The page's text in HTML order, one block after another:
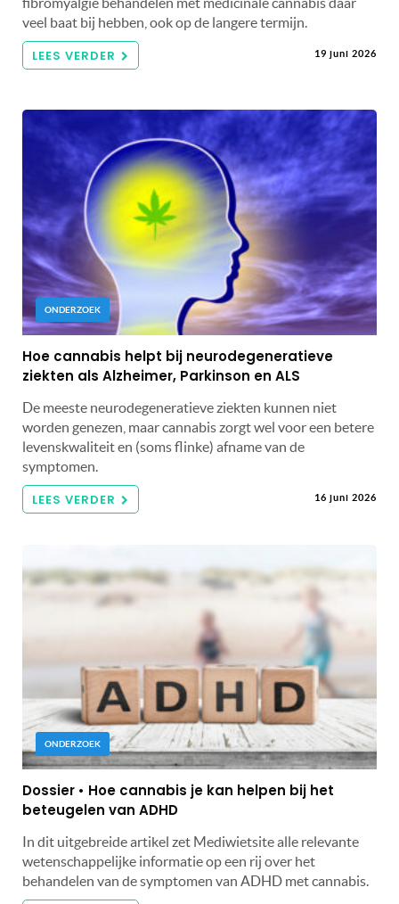
veel baat bij hebben, ook op de langere termijn.
LEES VERDER 19 juni 2026
ONDERZOEK
Hoe cannabis helpt bij neurodegeneratieve
ziekten als Alzheimer, Parkinson en ALS
De meeste neurodegeneratieve ziekten kunnen niet
worden genezen, maar cannabis zorgt wel voor een betere
levenskwaliteit en (soms flinke) afname van de
symptomen.
LEES VERDER 16 juni 2026
ONDERZOEK
Dossier • Hoe cannabis je kan helpen bij het
beteugelen van ADHD
In dit uitgebreide artikel zet Mediwietsite alle relevante
wetenschappelijke informatie op een rij over het
behandelen van de symptomen van ADHD met cannabis.